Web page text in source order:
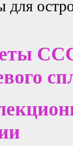
для